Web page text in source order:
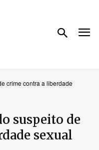
crime contra a liberdade
suspeito de
sexual